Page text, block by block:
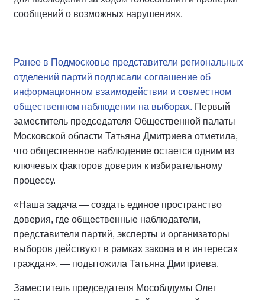
сообщений о возможных нарушениях.
Ранее в Подмосковье представители региональных
отделений партий подписали соглашение об
информационном взаимодействии и совместном
общественном наблюдении на выборах. Первый
заместитель председателя Общественной палаты
Московской области Татьяна Дмитриева отметила,
что общественное наблюдение остается одним из
ключевых факторов доверия к избирательному
процессу.
«Наша задача — создать единое пространство
доверия, где общественные наблюдатели,
представители партий, эксперты и организаторы
выборов действуют в рамках закона и в интересах
граждан», — подытожила Татьяна Дмитриева.
Заместитель председателя Мособлдумы Олег